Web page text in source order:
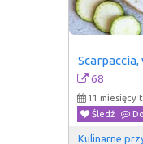
68
11 miesięcy
Śledź
Kulinarne